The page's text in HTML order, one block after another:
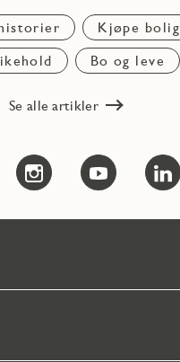
Kjøpe bolig
Bo og leve
Se alle artikler